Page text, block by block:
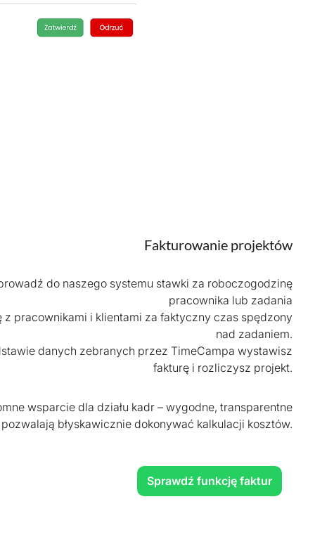
Fakturowanie projektów
do naszego systemu stawki za roboczogodzinę
pracownika lub zadania
z pracownikami i klientami za faktyczny czas spędzony
nad zadaniem.
danych zebranych przez TimeCampa wystawisz
fakturę i rozliczysz projekt.
wsparcie dla działu kadr – wygodne, transparentne
błyskawicznie dokonywać kalkulacji kosztów.
Sprawdź funkcję faktur